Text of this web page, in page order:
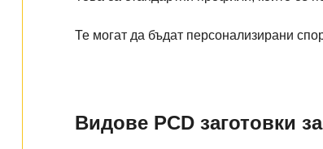
Те могат да бъдат персонализирани
Видове PCD заготовки